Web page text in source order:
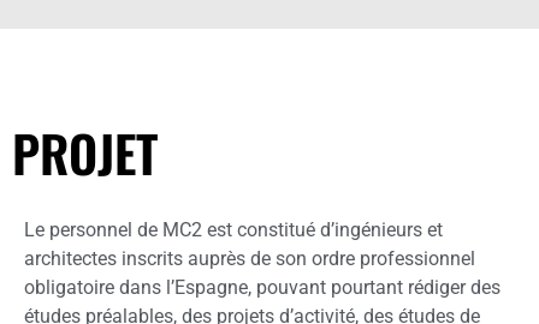
PROJET
Le personnel de MC2 est constitué d’ingénieurs et
architectes inscrits auprès de son ordre professionnel
obligatoire dans l’Espagne, pouvant pourtant rédiger des
études préalables, des projets d’activité, des études de